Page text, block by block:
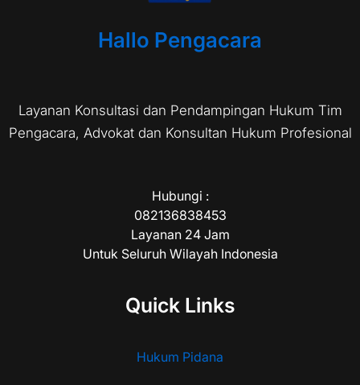
Hallo Pengacara
Layanan Konsultasi dan Pendampingan Hukum Tim
Pengacara, Advokat dan Konsultan Hukum Profesional
Hubungi :
082136838453
Layanan 24 Jam
Untuk Seluruh Wilayah Indonesia
Quick Links
Hukum Pidana